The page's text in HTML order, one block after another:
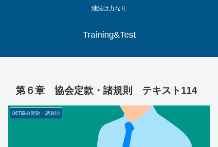
継続は力なり
Training&Test
第６章 協会定款・諸規則 テキスト114
06T協会定款・諸規則